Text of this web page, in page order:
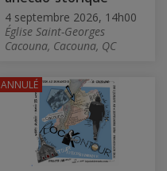
4 septembre 2026, 14h00
Église Saint-Georges
Cacouna, Cacouna, QC
ANNULÉ